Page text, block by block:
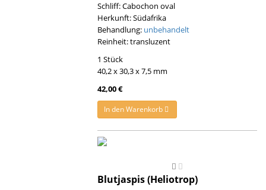
Schliff: Cabochon oval
Herkunft: Südafrika
Behandlung: unbehandelt
Reinheit: transluzent
1 Stück
40,2 x 30,3 x 7,5 mm
42,00 €
In den Warenkorb
Blutjaspis (Heliotrop)